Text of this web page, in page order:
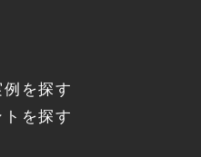
を探す
トを探す